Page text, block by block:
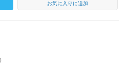
お気に入りに追加